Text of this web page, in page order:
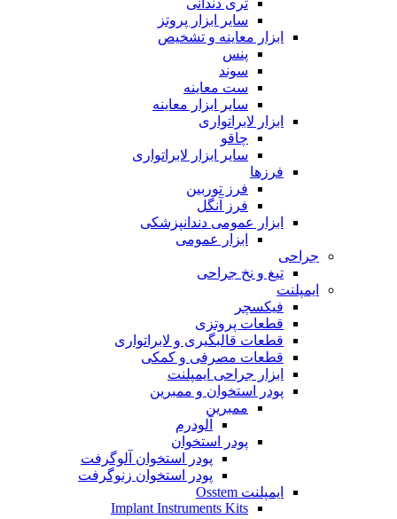
تری دندانی
سایر ابزار پروتز
ابزار معاینه و تشخیص
پنس
سوند
ست معاینه
سایر ابزار معاینه
ابزار لابراتواری
چاقو
سایر ابزار لابراتواری
فرزها
فرز توربین
فرز آنگل
ابزار عمومی دندانپزشکی
ابزار عمومی
جراحی
تیغ و نخ جراحی
ایمپلنت
فیکسچر
قطعات پروتزی
قطعات قالبگیری و لابراتواری
قطعات مصرفی و کمکی
ابزار جراحی ایمپلنت
پودر استخوان و ممبرین
ممبرین
آلودرم
پودر استخوان
پودر استخوان آلوگرفت
پودر استخوان زنوگرفت
ایمپلنت Osstem
Implant Instruments Kits